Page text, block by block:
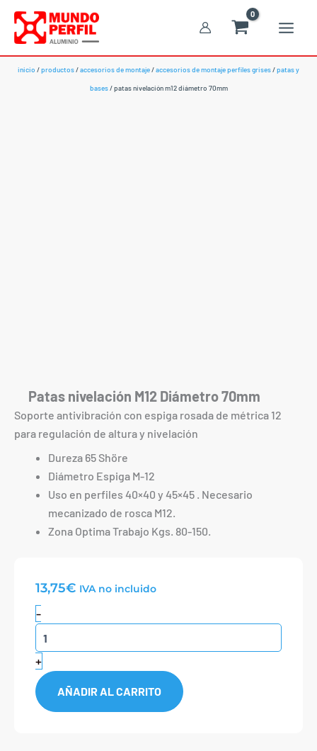
contenido
inicio /productos/accesorios de montaje/accesorios de montaje perfiles grises/patas y
bases/ patas nivelación m12 diámetro 70mm
Patas nivelación M12 Diámetro 70mm
Soporte antivibración con espiga rosada de métrica 12
para regulación de altura y nivelación
Dureza 65 Shöre
Diámetro Espiga M-12
Uso en perfiles 40×40 y 45×45 . Necesario
mecanizado de rosca M12.
Zona Optima Trabajo Kgs. 80-150.
13,75€ IVA no incluido
-
nivelación
M12
Diámetro
70mm
cantidad
+
AÑADIR AL CARRITO